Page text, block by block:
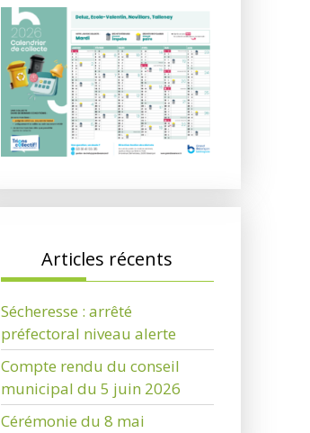
Articles récents
Sécheresse : arrêté
préfectoral niveau alerte
Compte rendu du conseil
municipal du 5 juin 2026
Cérémonie du 8 mai